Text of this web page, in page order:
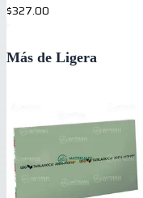
$327.00
Más de Ligera